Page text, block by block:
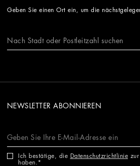
Geben Sie einen Ort ein, um die
NEWSLETTER ABONNIEREN
Ich bestätige, die Datenschutzrichtlinie zur
haben.